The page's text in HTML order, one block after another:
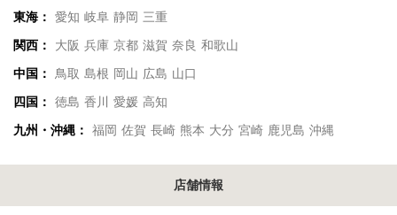
東海：
愛知 岐阜 静岡 三重
関西：
大阪 兵庫 京都 滋賀 奈良 和歌山
中国：
鳥取 島根 岡山 広島 山口
四国：
徳島 香川 愛媛 高知
九州・沖縄：
福岡 佐賀 長崎 熊本 大分 宮崎 鹿児島 沖縄
店舗情報